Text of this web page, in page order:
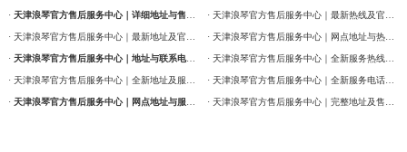
· 天津浪琴官方售后服务中心｜详细地址与售后服务电话权威信息公告（2026年7月最新）
· 天津浪琴官方售后服务中心｜地址与联系电话权威信息公告（2026年7月最新）
· 天津浪琴官方售后服务中心｜网点地址与服务热线权威信息公示（2026年7月最新）